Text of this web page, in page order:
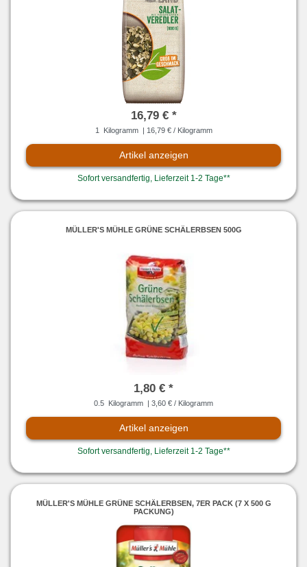
16,79 € *
1 Kilogramm | 16,79 € / Kilogramm
Artikel anzeigen
Sofort versandfertig, Lieferzeit 1-2 Tage**
MÜLLER'S MÜHLE GRÜNE SCHÄLERBSEN 500G
1,80 € *
0.5 Kilogramm | 3,60 € / Kilogramm
Artikel anzeigen
Sofort versandfertig, Lieferzeit 1-2 Tage**
MÜLLER'S MÜHLE GRÜNE SCHÄLERBSEN, 7ER PACK (7 X 500 G
PACKUNG)